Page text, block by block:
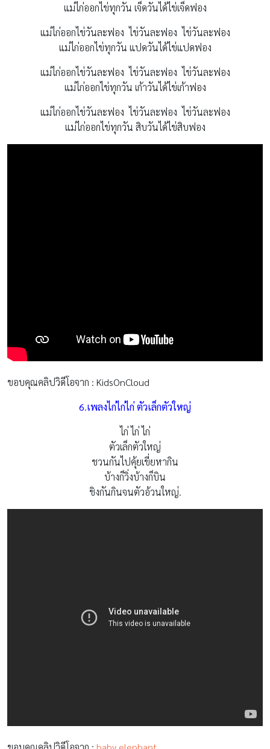
แม่ไก่ออกไข่ทุกวัน เจ็ดวันได้ไข่เจ็ดฟอง
แม่ไก่ออกไข่วันละฟอง ไข่วันละฟอง ไข่วันละฟอง
แม่ไก่ออกไข่ทุกวัน แปดวันได้ไข่แปดฟอง
แม่ไก่ออกไข่วันละฟอง ไข่วันละฟอง ไข่วันละฟอง
แม่ไก่ออกไข่ทุกวัน เก้าวันได้ไข่เก้าฟอง
แม่ไก่ออกไข่วันละฟอง ไข่วันละฟอง ไข่วันละฟอง
แม่ไก่ออกไข่ทุกวัน สิบวันได้ไข่สิบฟอง
ขอบคุณคลิปวิดีโอจาก : KidsOnCloud
6.เพลงไก่ไก่ไก่ ตัวเล็กตัวใหญ่
ไก่ ไก่ ไก่
ตัวเล็กตัวใหญ่
ชวนกันไปคุ้ยเขี่ยหากิน
บ้างก็วิ่งบ้างก็บิน
ชิงกันกินจนตัวอ้วนใหญ่.